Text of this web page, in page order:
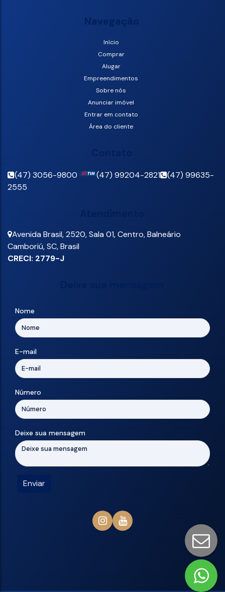
Navegação
Início
Comprar
Alugar
Empreendimentos
Sobre nós
Anunciar imóvel
Entrar em contato
Área do cliente
(47) 3056-9800 (47) 99204-2821
(47) 99635-
2555
Avenida Brasil,2520,Sala 01,Centro,Balneário
Camboriú,SC,Brasil
CRECI: 2779-J
Nome
E-mail
Número
Deixe sua mensagem